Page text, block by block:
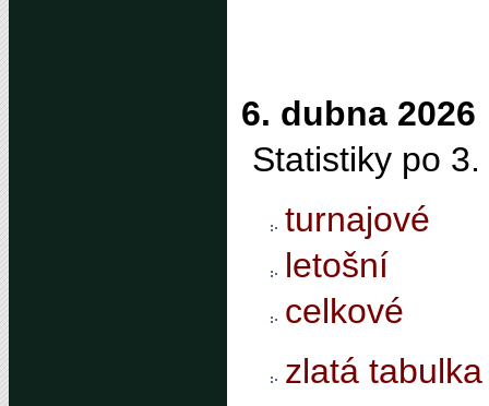
6. dubna 2026
Statistiky po
turnajové
letošní
celkové
zlatá tabulka